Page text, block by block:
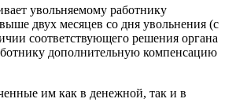
увольняемому работнику
двух месяцев со дня увольнения (с
соответствующего решения органа
дополнительную компенсацию
им как в денежной, так и в